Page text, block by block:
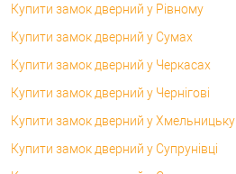
Купити замок дверний у Рівному
Купити замок дверний у Сумах
Купити замок дверний у Черкасах
Купити замок дверний у Чернігові
Купити замок дверний у Хмельницьку
Купити замок дверний у Супрунівці